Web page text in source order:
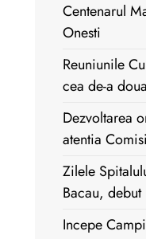
Centenarul
Onesti
Reuniunile
cea de-a
Dezvoltarea
atentia
Zilele
Bacau,
Incepe